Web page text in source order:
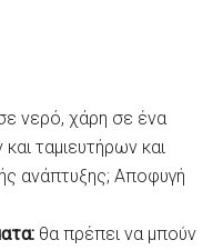
νερό, χάρη σε ένα
ταμιευτήρων και
ανάπτυξης; Αποφυγή
θα πρέπει να μπούν